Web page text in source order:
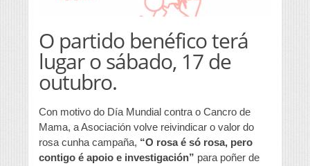
O partido benéfico terá
lugar o sábado, 17 de
outubro.
Con motivo do Día Mundial contra o Cancro de
Mama, a Asociación volve reivindicar o valor do
rosa cunha campaña, “O rosa é só rosa, pero
contigo é apoio e investigación” para poñer de